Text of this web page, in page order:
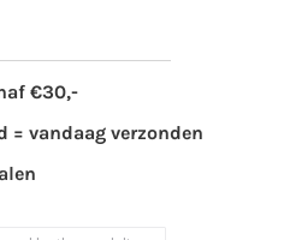
€30,-
= vandaag verzonden